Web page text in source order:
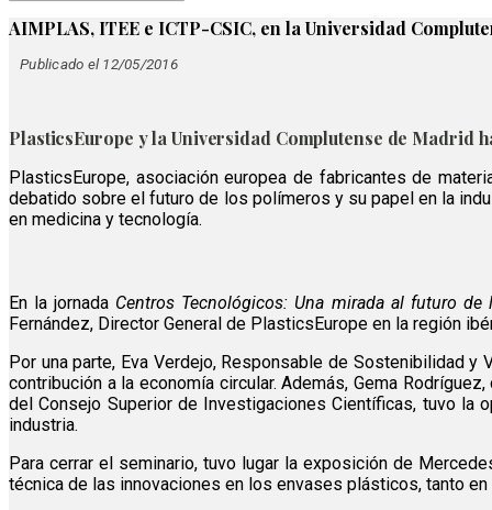
AIMPLAS, ITEE e ICTP-CSIC, en la Universidad
Publicado el 12/05/2016
PlasticsEurope y la Universidad Complutense de Madrid
PlasticsEurope, asociación europea de fabricantes de
debatido sobre el futuro de los polímeros y su papel en la
en medicina y tecnología.
En la jornada Centros Tecnológicos: Una mirada al futuro de
Fernández, Director General de PlasticsEurope en la región
Por una parte, Eva Verdejo, Responsable de Sostenibilidad
contribución a la economía circular. Además, Gema
del Consejo Superior de Investigaciones Científicas, tuvo
industria.
Para cerrar el seminario, tuvo lugar la exposición de
técnica de las innovaciones en los envases plásticos, tanto